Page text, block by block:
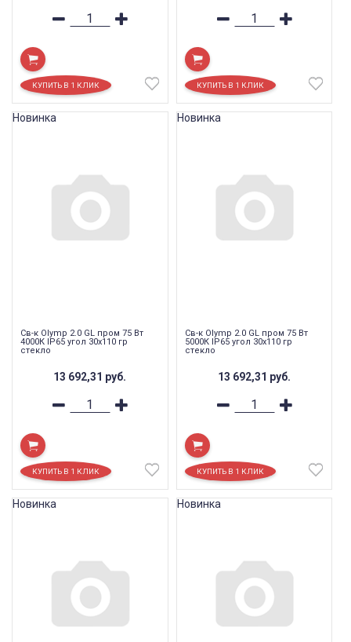
Св-к Olymp 2.0 GL пром 75 Вт
4000К IP65 угол 30x110 гр
стекло
13 692,31 руб.
Новинка
Св-к Olymp 2.0 GL пром 75 Вт
5000К IP65 угол 30x110 гр
стекло
13 692,31 руб.
Новинка
Новинка Новинка